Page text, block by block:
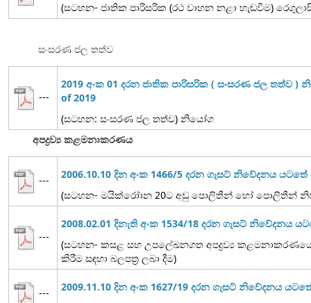
(සටහන- ජාතික පාරිසරික (රථ වාහන නළා හැඬවීම)
සංසරණ ජල තත්ව
---
2019 අංක 01 දරන ජාතික පාරිසරික ( සංසරණ ජල තත්ව )
of 2019
(සටහන: සංසරණ ජල තත්ව) නියෝග
අපද්‍රව්‍ය කළමනාකරණය
---
2006.10.10 දින අංක 1466/5 දරන ගැසට් නිවේදනය
(සටහන- මයික්රෝාන 20ට අඩු පොලිතීන් හෝ පොලිතීන්
---
2008.02.01 දිනැති අංක 1534/18 දරන ගැසට් නිවේදනය
(සටහන- කසළ සහ උපලේඛනගත අපද්‍රව්‍ය
කිරීම සඳහා බලපත්‍ර ලබා දීම)
---
2009.11.10 දින අංක 1627/19 දරන ගැසට් නිවේදනය